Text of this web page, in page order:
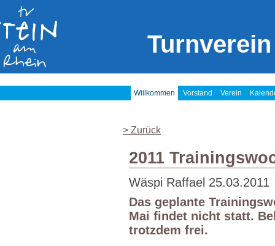
Willkommen Vorstand Verein
> Zurück
2011
Wäspi Raffael 25.03.2011
Das geplante
Mai findet nicht statt.
trotzdem frei.